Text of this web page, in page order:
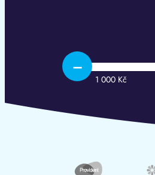
–
1 000 Kč